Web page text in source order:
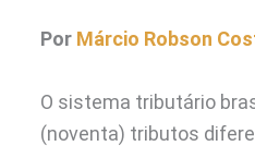
Por Márcio Robson
O sistema tributário
(noventa) tributos